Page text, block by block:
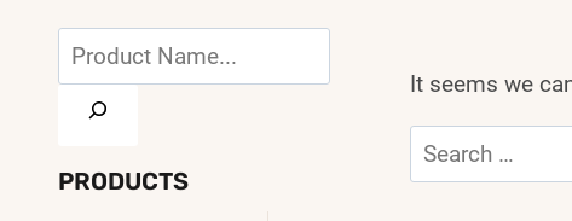
It seems we
Search
for:
Search
PRODUCTS